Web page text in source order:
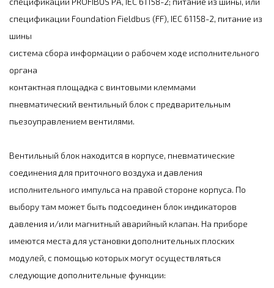
спецификации Foundation Fieldbus (FF), IEC 61158-2, питание из
шины
система сбора информации о рабочем ходе исполнительного
органа
контактная площадка с винтовыми клеммами
пневматический вентильный блок с предварительным
пьезоуправлением вентилями.
Вентильный блок находится в корпусе, пневматические
соединения для приточного воздуха и давления
исполнительного импульса на правой стороне корпуса. По
выбору там может быть подсоединен блок индикаторов
давления и/или магнитный аварийный клапан. На приборе
имеются места для установки дополнительных плоских
модулей, с помощью которых могут осуществляться
следующие дополнительные функции: